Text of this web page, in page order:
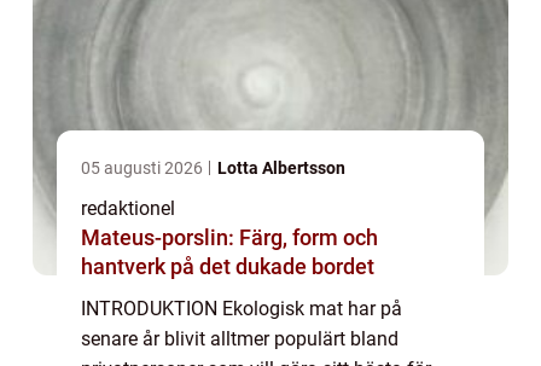
05 augusti 2026 Lotta Albertsson
redaktionel
Mateus-porslin: Färg, form och
hantverk på det dukade bordet
INTRODUKTION Ekologisk mat har på
senare år blivit alltmer populärt bland